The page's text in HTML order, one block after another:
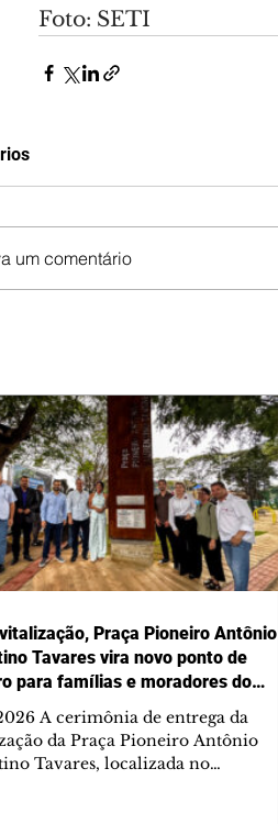
Foto: SETI
um comentário
Praça Pioneiro Antônio
Tavares vira novo ponto de
para famílias e moradores do
A cerimônia de entrega da
da Praça Pioneiro Antônio
Tavares, localizada no